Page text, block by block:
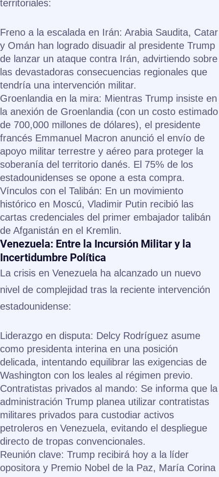
territoriales:
Freno a la escalada en Irán: Arabia Saudita, Catar
y Omán han logrado disuadir al presidente Trump
de lanzar un ataque contra Irán, advirtiendo sobre
las devastadoras consecuencias regionales que
tendría una intervención militar.
Groenlandia en la mira: Mientras Trump insiste en
la anexión de Groenlandia (con un costo estimado
de 700,000 millones de dólares), el presidente
francés Emmanuel Macron anunció el envío de
apoyo militar terrestre y aéreo para proteger la
soberanía del territorio danés. El 75% de los
estadounidenses se opone a esta compra.
Vínculos con el Talibán: En un movimiento
histórico en Moscú, Vladimir Putin recibió las
cartas credenciales del primer embajador talibán
de Afganistán en el Kremlin.
Venezuela: Entre la Incursión Militar y la
Incertidumbre Política
La crisis en Venezuela ha alcanzado un nuevo
nivel de complejidad tras la reciente intervención
estadounidense:
Liderazgo en disputa: Delcy Rodríguez asume
como presidenta interina en una posición
delicada, intentando equilibrar las exigencias de
Washington con los leales al régimen previo.
Contratistas privados al mando: Se informa que la
administración Trump planea utilizar contratistas
militares privados para custodiar activos
petroleros en Venezuela, evitando el despliegue
directo de tropas convencionales.
Reunión clave: Trump recibirá hoy a la líder
opositora y Premio Nobel de la Paz, María Corina